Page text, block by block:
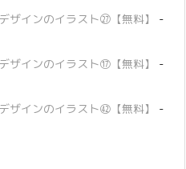
ザインのイラスト㉗【無料】
-
ザインのイラスト⑰【無料】
-
ザインのイラスト㊷【無料】
-